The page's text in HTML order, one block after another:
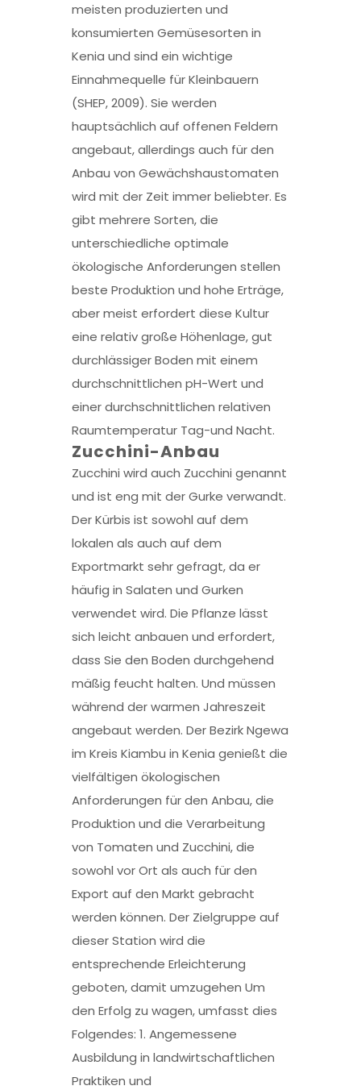
meisten produzierten und
konsumierten Gemüsesorten in
Kenia und sind ein wichtige
Einnahmequelle für Kleinbauern
(SHEP, 2009). Sie werden
hauptsächlich auf offenen Feldern
angebaut, allerdings auch für den
Anbau von Gewächshaustomaten
wird mit der Zeit immer beliebter. Es
gibt mehrere Sorten, die
unterschiedliche optimale
ökologische Anforderungen stellen
beste Produktion und hohe Erträge,
aber meist erfordert diese Kultur
eine relativ große Höhenlage, gut
durchlässiger Boden mit einem
durchschnittlichen pH-Wert und
einer durchschnittlichen relativen
Raumtemperatur Tag-und Nacht.
Zucchini-Anbau
Zucchini wird auch Zucchini genannt
und ist eng mit der Gurke verwandt.
Der Kürbis ist sowohl auf dem
lokalen als auch auf dem
Exportmarkt sehr gefragt, da er
häufig in Salaten und Gurken
verwendet wird. Die Pflanze lässt
sich leicht anbauen und erfordert,
dass Sie den Boden durchgehend
mäßig feucht halten. Und müssen
während der warmen Jahreszeit
angebaut werden. Der Bezirk Ngewa
im Kreis Kiambu in Kenia genießt die
vielfältigen ökologischen
Anforderungen für den Anbau, die
Produktion und die Verarbeitung
von Tomaten und Zucchini, die
sowohl vor Ort als auch für den
Export auf den Markt gebracht
werden können. Der Zielgruppe auf
dieser Station wird die
entsprechende Erleichterung
geboten, damit umzugehen Um
den Erfolg zu wagen, umfasst dies
Folgendes: 1. Angemessene
Ausbildung in landwirtschaftlichen
Praktiken und